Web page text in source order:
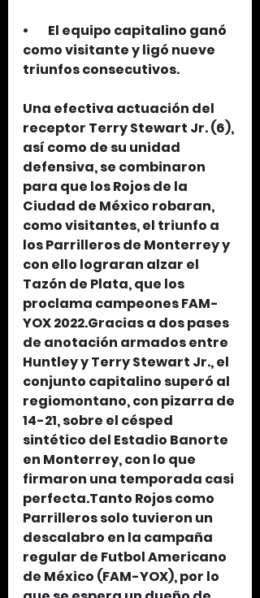
•        El equipo capitalino ganó
como visitante y ligó nueve
triunfos consecutivos.
Una efectiva actuación del
receptor Terry Stewart Jr. (6),
así como de su unidad
defensiva, se combinaron
para que los Rojos de la
Ciudad de México robaran,
como visitantes, el triunfo a
los Parrilleros de Monterrey y
con ello lograran alzar el
Tazón de Plata, que los
proclama campeones FAM-
YOX 2022.Gracias a dos pases
de anotación armados entre
Huntley y Terry Stewart Jr., el
conjunto capitalino superó al
regiomontano, con pizarra de
14-21, sobre el césped
sintético del Estadio Banorte
en Monterrey, con lo que
firmaron una temporada casi
perfecta.Tanto Rojos como
Parrilleros solo tuvieron un
descalabro en la campaña
regular de Futbol Americano
de México (FAM-YOX), por lo